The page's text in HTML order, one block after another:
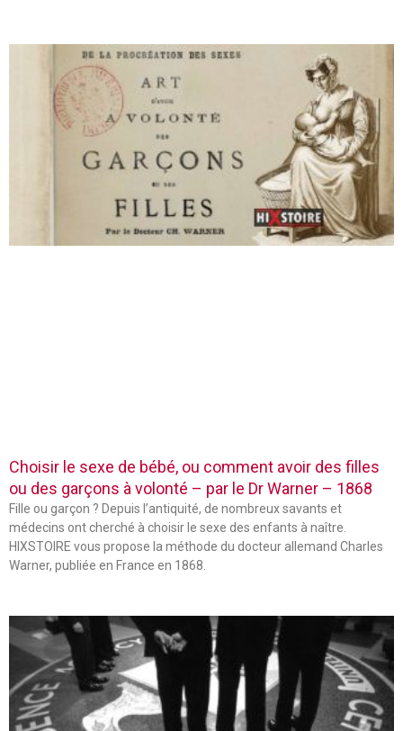
Choisir le sexe de bébé, ou comment avoir des filles
ou des garçons à volonté – par le Dr Warner – 1868
Fille ou garçon ? Depuis l’antiquité, de nombreux savants et
médecins ont cherché à choisir le sexe des enfants à naître.
HIXSTOIRE vous propose la méthode du docteur allemand Charles
Warner, publiée en France en 1868.